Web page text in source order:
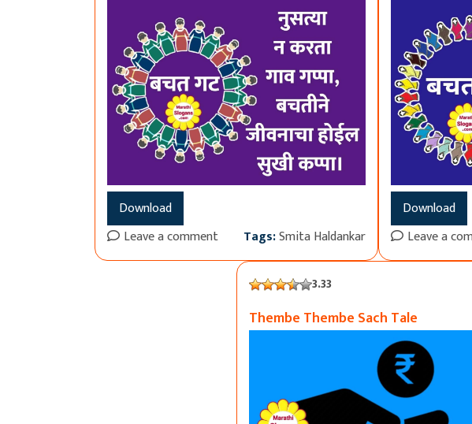
Download
Leave a comment
Tags:Smita Haldankar
Download
Leave a
3.33
Thembe Thembe Sach Tale